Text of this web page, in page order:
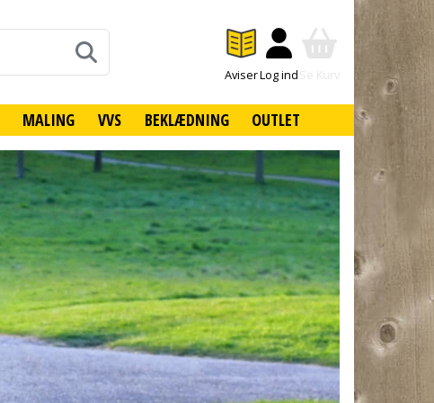
MALING VVS BEKLÆDNING OUTLET
AviserLog indSe Kurv